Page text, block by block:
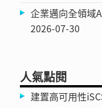
企業邁向全領域
2026-07-30
人氣點閱
建置高可用性